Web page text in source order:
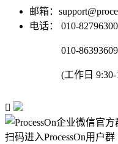
邮箱：
电话：
010-
010-
(工作日 9:30-

扫码进入ProcessOn用户群